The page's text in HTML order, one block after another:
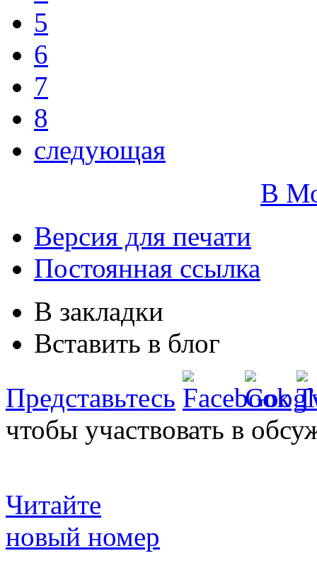
5
6
7
8
следующая
В
Версия для печати
Постоянная ссылка
В закладки
Вставить в блог
Представьтесь
чтобы участвовать в
Читайте
новый номер